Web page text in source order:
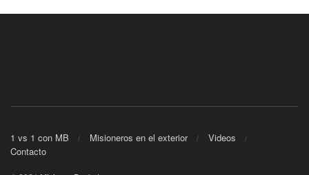
1 vs 1 con MB Misioneros en el exterior
Videos
Contacto